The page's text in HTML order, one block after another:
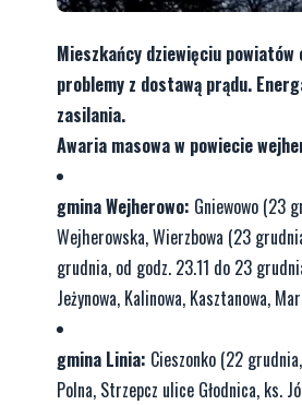
Mieszkańcy dziewięciu
problemy z dostawą prądu.
zasilania.
Awaria masowa w powiecie
gmina Wejherowo: Gniewowo (23
Wejherowska, Wierzbowa (23
grudnia, od godz. 23.11 do 23
Jeżynowa, Kalinowa, Kasztanowa,
gmina Linia: Cieszonko (22
Polna, Strzepcz ulice Głodnica, ks.